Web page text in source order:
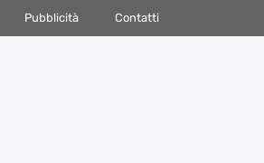
Pubblicità Contatti